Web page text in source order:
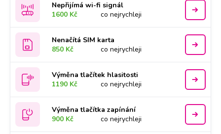
Nepřijímá wi-fi signál
1600 Kč
co nejrychleji
Nenačítá SIM karta
850 Kč
co nejrychleji
Výměna tlačítek hlasitosti
1190 Kč
co nejrychleji
Výměna tlačítka zapínání
900 Kč
co nejrychleji